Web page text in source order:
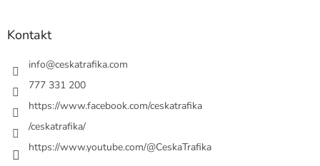
Kontakt
info@ceskatrafika.com
777 331 200
https://www.facebook.com/ceskatrafika
/ceskatrafika/
https://www.youtube.com/@CeskaTrafika